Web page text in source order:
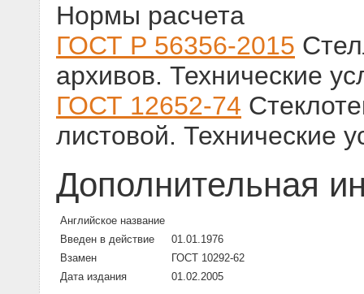
Нормы расчета
ГОСТ Р 56356-2015
архивов. Технические
ГОСТ 12652-74
листовой. Технические
Дополнительная
Английское название
Введен в действие
01.01.1976
Взамен
ГОСТ 10292-62
Дата издания
01.02.2005